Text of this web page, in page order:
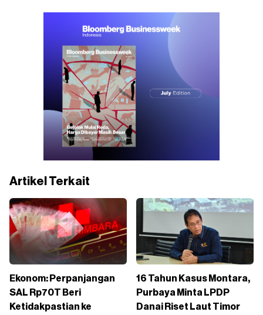
Artikel Terkait
Ekonom: Perpanjangan
SAL Rp70T Beri
Ketidakpastian ke
16 Tahun Kasus Montara,
Purbaya Minta LPDP
Danai Riset Laut Timor